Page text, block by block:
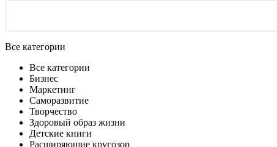
Все категории
Все категории
Бизнес
Маркетинг
Саморазвитие
Творчество
Здоровый образ жизни
Детские книги
Расширяющие кругозор